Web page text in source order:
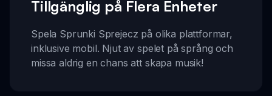
Tillgänglig på Flera Enheter
Spela Sprunki Sprejecz på olika plattformar,
inklusive mobil. Njut av spelet på språng och
missa aldrig en chans att skapa musik!